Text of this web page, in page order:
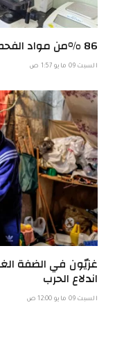
86 %من مواد الفحص المخبري في غزة باتت خارج الخدمة
السبت 09 مايو 1:57 ص
غزيّون في الضفة
اندلاع الحرب
السبت 09 مايو 12:00 ص